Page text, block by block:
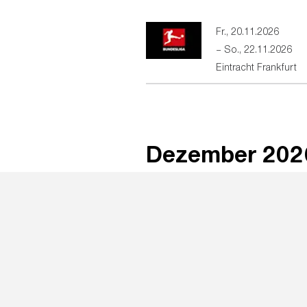
Fr., 20.11.2026
– So., 22.11.2026
Eintracht Frankfurt
Dezember